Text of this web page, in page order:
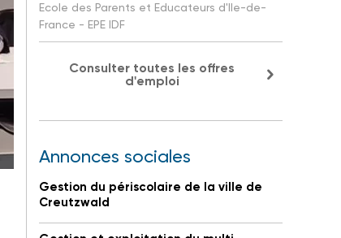
Ecole des Parents et Educateurs d'Ile-de-
France - EPE IDF
Consulter toutes les offres
d'emploi
Annonces sociales
Gestion du périscolaire de la ville de
Creutzwald